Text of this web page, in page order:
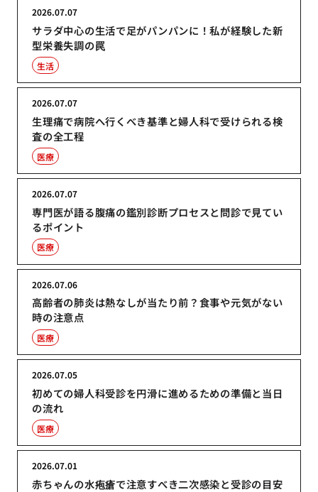
サラダ中心の生活で足がパンパンに！私が経験した新
型栄養失調の罠
2026.07.07
生活
生理痛で病院へ行くべき基準と婦人科で受けられる検
査の全工程
2026.07.07
医療
専門医が語る腹痛の鑑別診断プロセスと問診で見てい
るポイント
2026.07.07
医療
高齢者の肺炎は熱なしが当たり前？食事や元気がない
時の注意点
2026.07.06
医療
初めての婦人科受診を円滑に進めるための準備と当日
の流れ
2026.07.05
医療
赤ちゃんの水疱瘡で注意すべき二次感染と受診の目安
2026.07.01